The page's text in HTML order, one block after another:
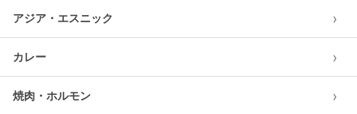
アジア・エスニック ›
カレー ›
焼肉・ホルモン ›